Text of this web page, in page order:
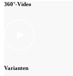
360°-Video
Varianten